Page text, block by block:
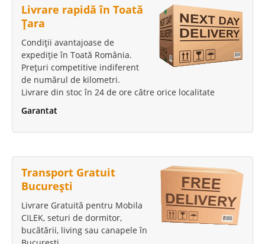
Livrare rapidă în Toată
Țara
Condiții avantajoase de
expediție în Toată România.
Prețuri competitive indiferent
de numărul de kilometri.
Livrare din stoc în 24 de ore către orice localitate
Garantat
Transport Gratuit
București
Livrare Gratuită pentru Mobila
CILEK, seturi de dormitor,
bucătării, living sau canapele în